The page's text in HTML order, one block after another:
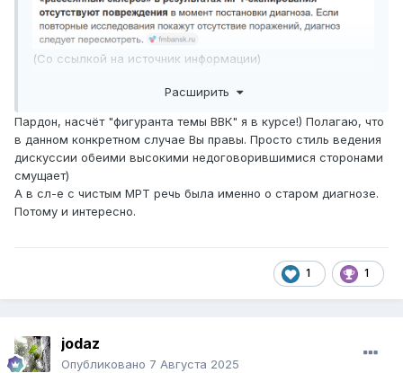
(Со ссылкой на источник информации)
У фигуранта темы ВВК ... есть очаги на МРТ.
Просто на данный момент нет динамики очагов (хотя
утверждают гражд.врачи уже не одно обострение ... )
Расширить
Пардон, насчёт "фигуранта темы ВВК" я в курсе!) Полагаю, что
в данном конкретном случае Вы правы. Просто стиль ведения
дискуссии обеими высокими недоговорившимися сторонами
смущает)
А в сл-е с чистым МРТ речь была именно о старом диагнозе.
Потому и интересно.
1 1
jodaz
Опубликовано 7 Августа 2025